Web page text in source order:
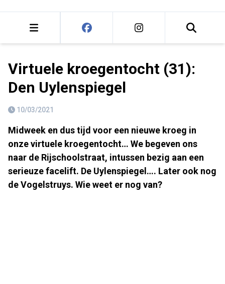
Virtuele kroegentocht (31):
Den Uylenspiegel
10/03/2021
Midweek en dus tijd voor een nieuwe kroeg in
onze virtuele kroegentocht… We begeven ons
naar de Rijschoolstraat, intussen bezig aan een
serieuze facelift. De Uylenspiegel…. Later ook nog
de Vogelstruys. Wie weet er nog van?